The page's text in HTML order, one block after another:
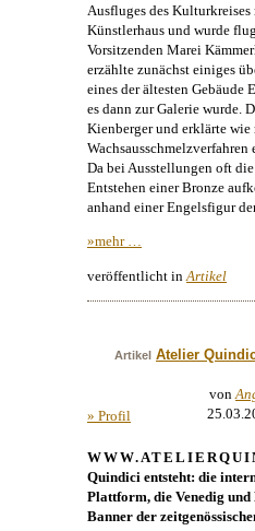
Ausfluges des Kulturkreises
Künstlerhaus und wurde
Vorsitzenden Marei
erzählte zunächst einiges
eines der ältesten Gebäude
es dann zur Galerie wurde.
Kienbergerund erklärte wie
Wachsausschmelzverfahren
Da bei Ausstellungen oft
Entstehen einer Bronze
anhand einer Engelsfigur
»mehr …
veröffentlicht in Artikel
Artikel Atelier
von
» Profil
Quindici entsteht: die
Plattform, die Venedig
Banner der